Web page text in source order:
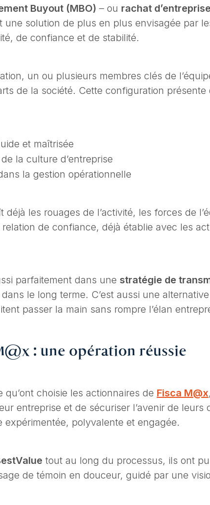
Buyout (MBO) – ou rachat
une solution de plus en plus envisagée par
de confiance et de stabilité.
un ou plusieurs membres clés de
de la société. Cette configuration présente
et maîtrisée
la culture d’entreprise
la gestion opérationnelle
déjà les rouages de l’activité, les forces de
de confiance, déjà établie avec les
parfaitement dans une stratégie de
dans le long terme. C’est aussi une
passer la main sans rompre l’élan
: une opération réussie
qu’ont choisie les actionnaires de Fisca M@x
entreprise et de sécuriser l’avenir de
expérimentée, polyvalente et engagée.
tout au long du processus, ils ont
de témoin en douceur, guidé par une